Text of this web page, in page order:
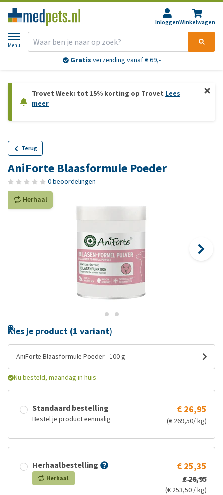
InloggenWinkelwagen
Menu
Gratis verzending vanaf € 69,-
Trovet Week: tot 15% korting op Trovet Lees
meer
Terug
AniForte Blaasformule Poeder
0 beoordelingen
Herhaal
Kies je product (1 variant)
AniForte Blaasformule Poeder - 100 g
Nu besteld, maandag in huis
Standaard bestelling
Bestel je product eenmalig
€ 26,95
(€ 269,50/ kg)
Herhaalbestelling
Herhaal
€ 25,35
€ 26,95
(€ 253,50 / kg)